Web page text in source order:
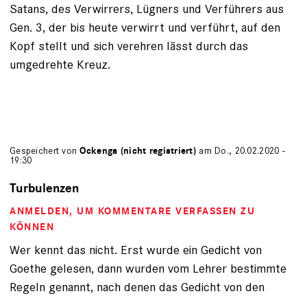
Satans, des Verwirrers, Lügners und Verführers aus
Gen. 3, der bis heute verwirrt und verführt, auf den
Kopf stellt und sich verehren lässt durch das
umgedrehte Kreuz.
Gespeichert vonOckenga (nicht registriert) am Do., 20.02.2020 -
19:30
Turbulenzen
ANMELDEN, UM KOMMENTARE VERFASSEN ZU
KÖNNEN
Wer kennt das nicht. Erst wurde ein Gedicht von
Goethe gelesen, dann wurden vom Lehrer bestimmte
Regeln genannt, nach denen das Gedicht von den